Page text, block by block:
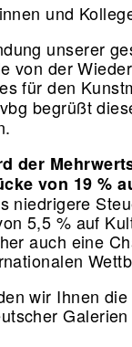
und
unserer
von der
für den
begrüßt
der
von 19 %
niedrigere
5,5 % auf
auch eine
wir Ihnen